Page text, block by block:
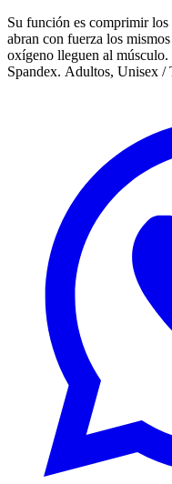
Su función es comprimir los
abran con fuerza los
oxígeno lleguen al
Spandex. Adultos, Unisex /